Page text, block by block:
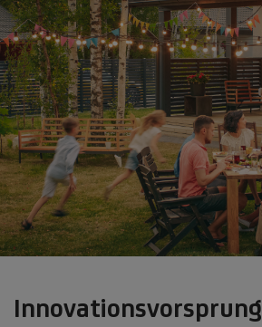
Innovationsvorsprung